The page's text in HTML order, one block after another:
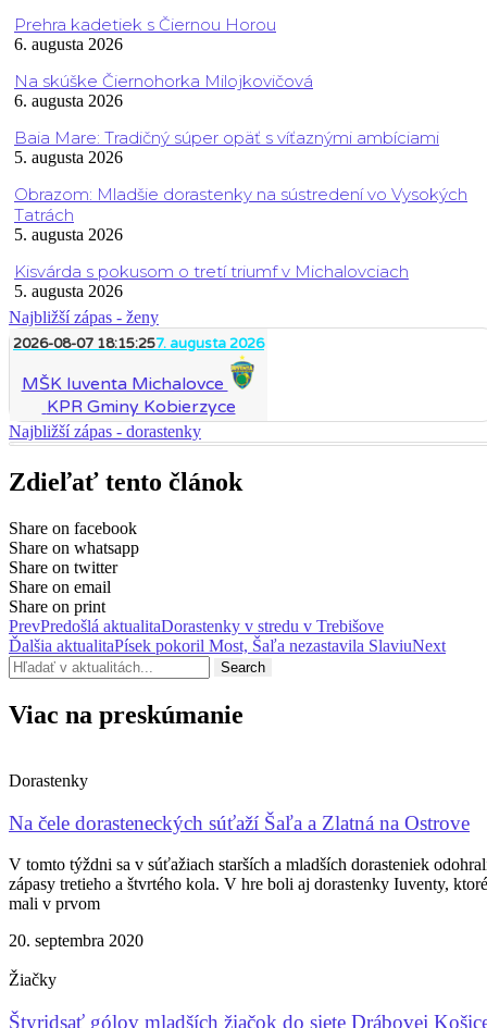
Prehra kadetiek s Čiernou Horou
6. augusta 2026
Na skúške Čiernohorka Milojkovičová
6. augusta 2026
Baia Mare: Tradičný súper opäť s víťaznými ambíciami
5. augusta 2026
Obrazom: Mladšie dorastenky na sústredení vo Vysokých
Tatrách
5. augusta 2026
Kisvárda s pokusom o tretí triumf v Michalovciach
5. augusta 2026
Najbližší zápas - ženy
2026-08-07 18:15:257. augusta 2026
MŠK Iuventa Michalovce
KPR Gminy Kobierzyce
Najbližší zápas - dorastenky
Zdieľať tento článok
Share on facebook
Share on whatsapp
Share on twitter
Share on email
Share on print
PrevPredošlá aktualitaDorastenky v stredu v Trebišove
Ďalšia aktualitaPísek pokoril Most, Šaľa nezastavila SlaviuNext
Search
Viac na preskúmanie
Dorastenky
Na čele dorasteneckých súťaží Šaľa a Zlatná na Ostrove
V tomto týždni sa v súťažiach starších a mladších dorasteniek
zápasy tretieho a štvrtého kola. V hre boli aj dorastenky Iuventy, ktoré
mali v prvom
20. septembra 2020
Žiačky
Štyridsať gólov mladších žiačok do siete Drábovej